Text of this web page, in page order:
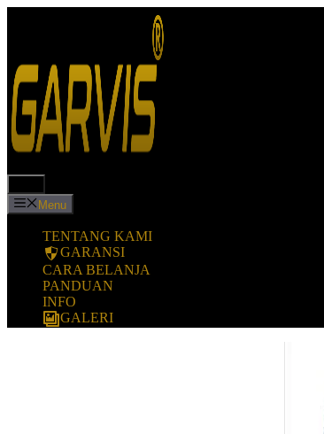
Menu
TENTANG KAMI
GARANSI
CARA BELANJA
PANDUAN
INFO
GALERI